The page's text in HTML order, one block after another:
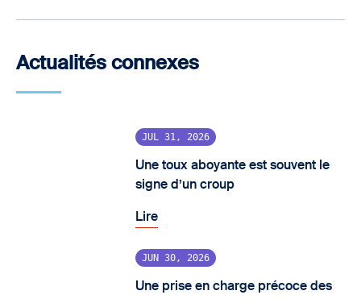
Actualités connexes
JUL 31, 2026
Une toux aboyante est souvent le
signe d’un croup
Lire
JUN 30, 2026
Une prise en charge précoce des